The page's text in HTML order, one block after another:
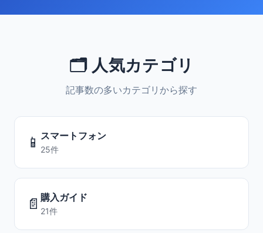
🗂️ 人気カテゴリ
記事数の多いカテゴリから探す
📱 スマートフォン
25件
📄 購入ガイド
21件